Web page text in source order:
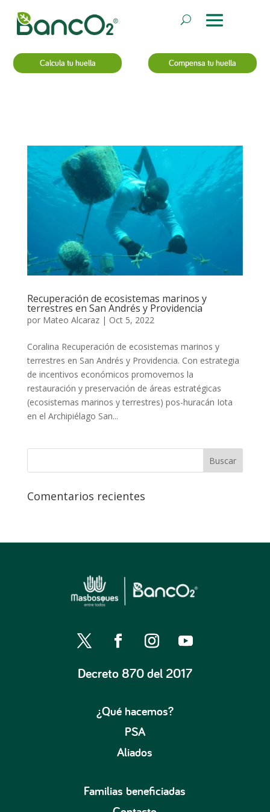
Calcula tu huella Compensa tu huella
Recuperación de ecosistemas marinos y
terrestres en San Andrés y Providencia
por Mateo Alcaraz| Oct 5, 2022
Coralina Recuperación de ecosistemas marinos y
terrestres en San Andrés y Providencia. Con estrategia
de incentivos económicos promovemos la
restauración y preservación de áreas estratégicas
(ecosistemas marinos y terrestres) pos-huracán Iota
en el Archipiélago San...
Comentarios recientes
Decreto 870 del 2017
¿Qué hacemos?
PSA
Aliados
Familias beneficiadas